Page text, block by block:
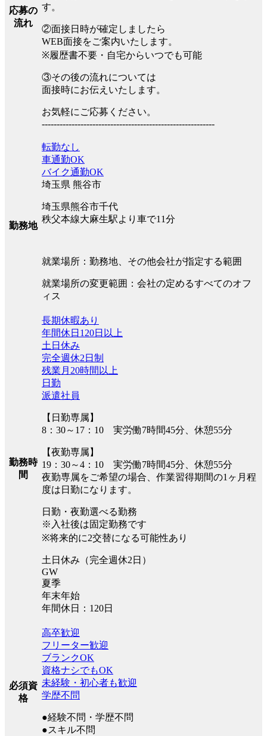
応募の
流れ
す。
②面接日時が確定しましたら
WEB面接をご案内いたします。
※履歴書不要・自宅からいつでも可能
③その後の流れについては
面接時にお伝えいたします。
お気軽にご応募ください。
----------------------------------------------------------
勤務地
転勤なし
車通勤OK
バイク通勤OK
埼玉県 熊谷市
埼玉県熊谷市千代
秩父本線大麻生駅より車で11分
就業場所：勤務地、その他会社が指定する範囲
就業場所の変更範囲：会社の定めるすべてのオフ
ィス
勤務時
間
長期休暇あり
年間休日120日以上
土日休み
完全週休2日制
残業月20時間以上
日勤
派遣社員
【日勤専属】
8：30～17：10 実労働7時間45分、休憩55分
【夜勤専属】
19：30～4：10 実労働7時間45分、休憩55分
夜勤専属をご希望の場合、作業習得期間の1ヶ月程
度は日勤になります。
日勤・夜勤選べる勤務
※入社後は固定勤務です
※将来的に2交替になる可能性あり
土日休み（完全週休2日）
GW
夏季
年末年始
年間休日：120日
必須資
格
高卒歓迎
フリーター歓迎
ブランクOK
資格ナシでもOK
未経験・初心者も歓迎
学歴不問
●経験不問・学歴不問
●スキル不問